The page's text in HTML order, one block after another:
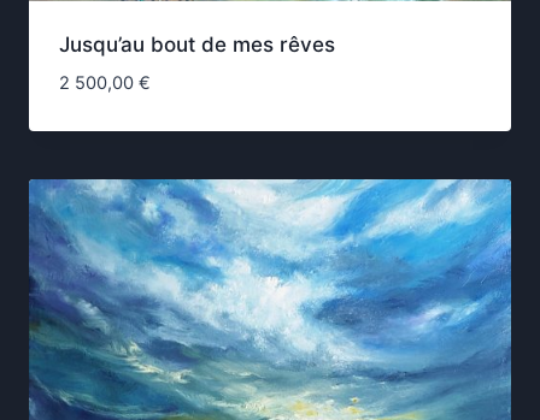
Jusqu’au bout de mes rêves
2 500,00 €